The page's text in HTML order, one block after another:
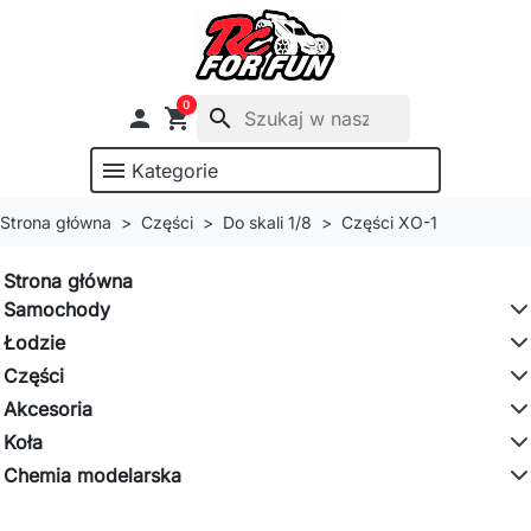
 shopping_cart
0
search
menu Kategorie
Strona główna Części Do skali 1/8 Części XO-1
Strona główna
Samochody
Łodzie
Części
Akcesoria
Koła
Chemia modelarska